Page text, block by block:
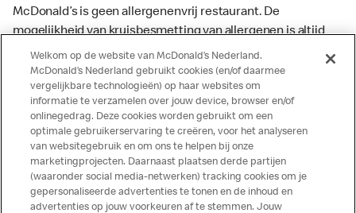
McDonald’s is geen allergenenvrij restaurant. De
mogelijkheid van kruisbesmetting van allergenen is altijd
aanwezig. McDonald’s kan zodoende niet garanderen dat
haar producten geen sporen van allergenen bevatten.
McDonald’s aanvaardt daarom geen aansprakelijkheid
indien een gast als gevolg van het binnenkrijgen van (een
spoor van) een allergeen lichamelijke klachten krijgt. Alle
producten kunnen sporen bevatten van dierlijke
ingrediënten. McDonald’s streeft er naar om de
voedingswaarde- en allergeneninformatie altijd up to date
te houden. De verstrekte informatie is alleen van
Welkom op de website van McDonald’s Nederland.
McDonald’s Nederland gebruikt cookies (en/of daarmee
vergelijkbare technologieën) op haar websites om
informatie te verzamelen over jouw device, browser en/of
onlinegedrag. Deze cookies worden gebruikt om een
optimale gebruikerservaring te creëren, voor het analyseren
van websitegebruik en om ons te helpen bij onze
marketingprojecten. Daarnaast plaatsen derde partijen
(waaronder social media-netwerken) tracking cookies om je
gepersonaliseerde advertenties te tonen en de inhoud en
advertenties op jouw voorkeuren af te stemmen. Jouw